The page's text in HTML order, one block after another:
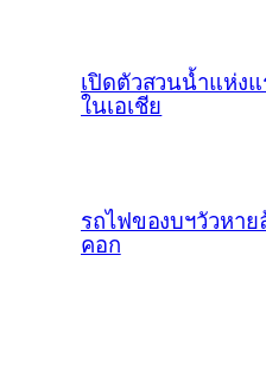
เปิดตัวสวนน้ำแห่ง
ในเอเชีย
รถไฟของบฯวัวหาย
คอก